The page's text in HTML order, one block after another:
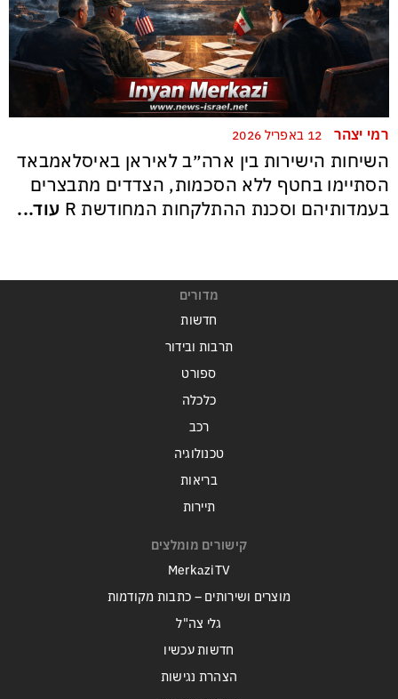
רמי יצהר
השיחות הישירות בין ארה״ב לאיראן באיסלאמבאד
הסתיימו בחטף ללא הסכמות, הצדדים מתבצרים
בעמדותיהם וסכנת ההתלקחות המחודשת R
עוד...
מדורים
חדשות
תרבות ובידור
ספורט
כלכלה
רכב
טכנולוגיה
בריאות
תיירות
קישורים מומלצים
MerkaziTV
מוצרים ושירותים – כתבות מקודמות
גלי צה"ל
חדשות עכשיו
הצהרת נגישות